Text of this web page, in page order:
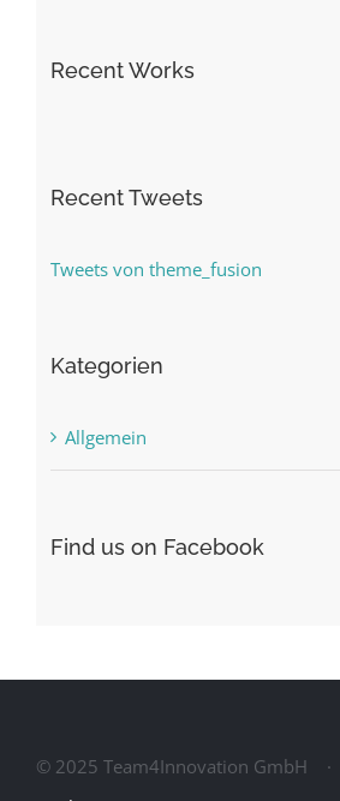
Recent Works
Recent Tweets
Tweets von theme_fusion
Kategorien
Allgemein
Find us on Facebook
© 2025 Team4Innovation GmbH ·